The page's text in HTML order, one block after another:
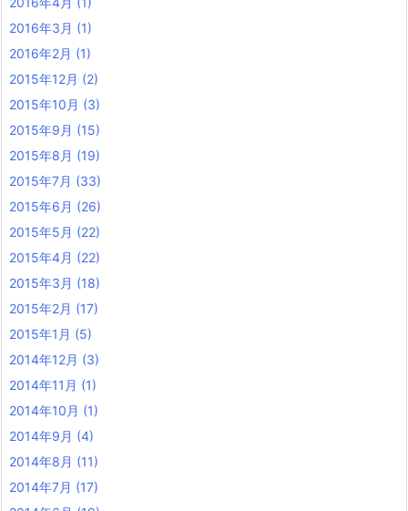
2016年3月 (1)
2016年2月 (1)
2015年12月 (2)
2015年10月 (3)
2015年9月 (15)
2015年8月 (19)
2015年7月 (33)
2015年6月 (26)
2015年5月 (22)
2015年4月 (22)
2015年3月 (18)
2015年2月 (17)
2015年1月 (5)
2014年12月 (3)
2014年11月 (1)
2014年10月 (1)
2014年9月 (4)
2014年8月 (11)
2014年7月 (17)